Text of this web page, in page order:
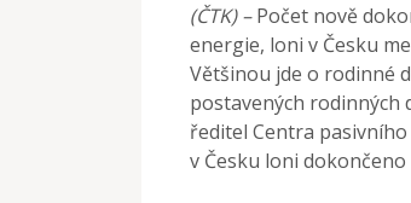
(ČTK) –Počet nově
energie, loni v Česku
Většinou jde o rodinné
postavených rodinných
ředitel Centra
v Česku loni